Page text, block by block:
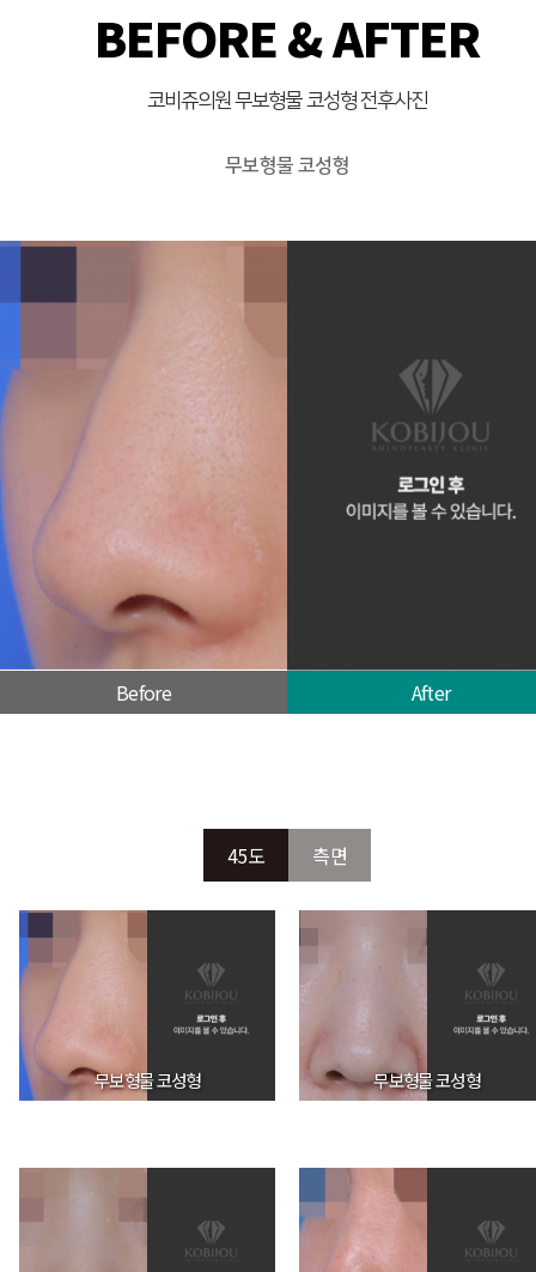
BEFORE & AFTER
코비쥬의원 무보형물 코성형 전후사진
무보형물 코성형
Before After
45도 측면
무보형물 코성형 무보형물 코성형